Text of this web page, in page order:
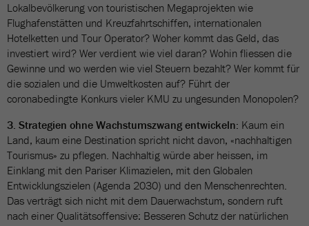
Lokalbevölkerung von touristischen Megaprojekten wie
Flughafenstätten und Kreuzfahrtschiffen, internationalen
Hotelketten und Tour Operator? Woher kommt das Geld, das
investiert wird? Wer verdient wie viel daran? Wohin fliessen die
Gewinne und wo werden wie viel Steuern bezahlt? Wer kommt für
die sozialen und die Umweltkosten auf? Führt der
coronabedingte Konkurs vieler KMU zu ungesunden Monopolen?
3. Strategien ohne Wachstumszwang entwickeln: Kaum ein
Land, kaum eine Destination spricht nicht davon, «nachhaltigen
Tourismus» zu pflegen. Nachhaltig würde aber heissen, im
Einklang mit den Pariser Klimazielen, mit den Globalen
Entwicklungszielen (Agenda 2030) und den Menschenrechten.
Das verträgt sich nicht mit dem Dauerwachstum, sondern ruft
nach einer Qualitätsoffensive: Besseren Schutz der natürlichen